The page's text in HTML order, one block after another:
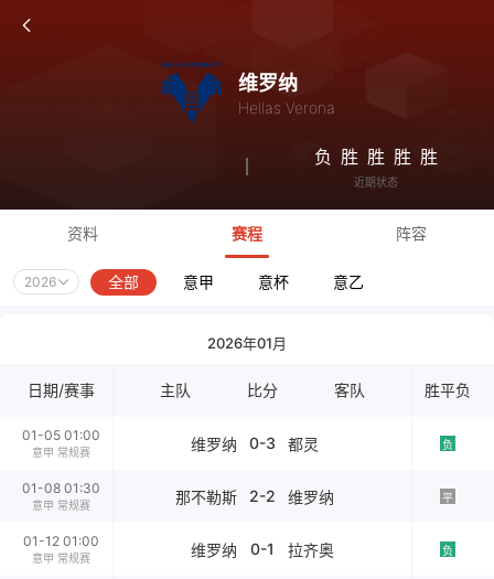
维罗纳
Hellas Verona
负 胜 胜 胜 胜
近期状态
资料 赛程 阵容
2026 全部 意甲 意杯 意乙
2026年01月
日期/赛事 主队 比分 客队 胜平负
01-05 01:00
意甲 常规赛 维罗纳 0-3 都灵 负
01-08 01:30
意甲 常规赛 那不勒斯 2-2 维罗纳 平
01-12 01:00
意甲 常规赛 维罗纳 0-1 拉齐奥 负